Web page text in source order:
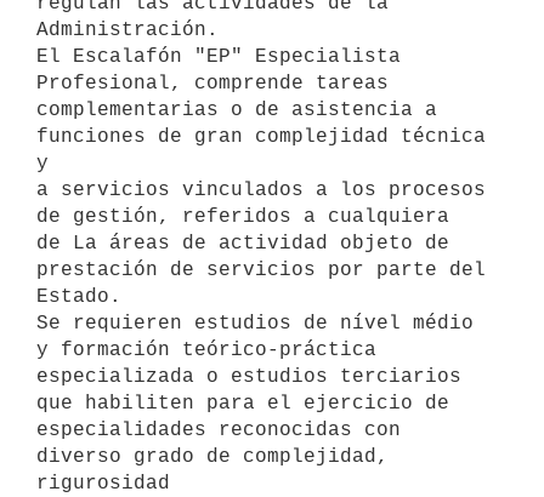
Administración.
El Escalafón "EP" Especialista
Profesional, comprende tareas
complementarias o de asistencia a
funciones de gran complejidad técnica
y
a servicios vinculados a los procesos
de gestión, referidos a cualquiera
de La áreas de actividad objeto de
prestación de servicios por parte del
Estado.
Se requieren estudios de nível médio
y formación teórico-práctica
especializada o estudios terciarios
que habiliten para el ejercicio de
especialidades reconocidas con
diverso grado de complejidad,
rigurosidad